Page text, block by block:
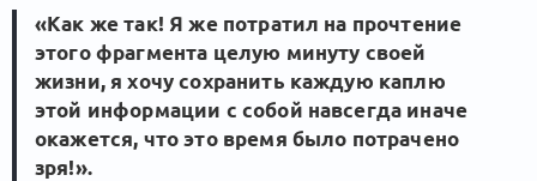
«Как же так! Я же потратил на прочтение
этого фрагмента целую минуту своей
жизни, я хочу сохранить каждую каплю
этой информации с собой навсегда иначе
окажется, что это время было потрачено
зря!».